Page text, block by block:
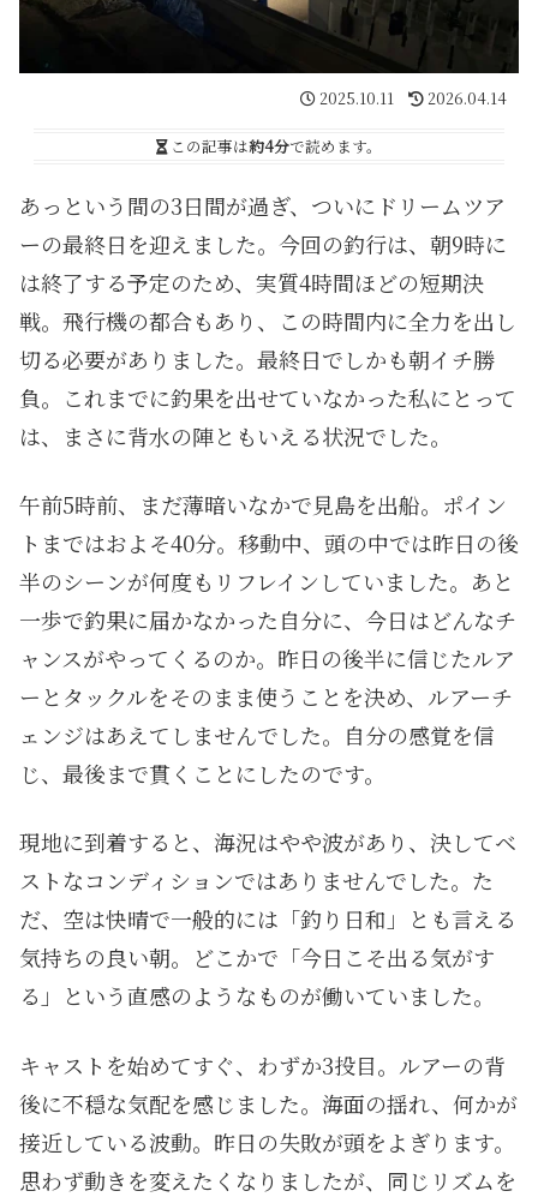
2025.10.11 2026.04.14
この記事は約4分で読めます。
あっという間の3日間が過ぎ、ついにドリームツア
ーの最終日を迎えました。今回の釣行は、朝9時に
は終了する予定のため、実質4時間ほどの短期決
戦。飛行機の都合もあり、この時間内に全力を出し
切る必要がありました。最終日でしかも朝イチ勝
負。これまでに釣果を出せていなかった私にとって
は、まさに背水の陣ともいえる状況でした。
午前5時前、まだ薄暗いなかで見島を出船。ポイン
トまではおよそ40分。移動中、頭の中では昨日の後
半のシーンが何度もリフレインしていました。あと
一歩で釣果に届かなかった自分に、今日はどんなチ
ャンスがやってくるのか。昨日の後半に信じたルア
ーとタックルをそのまま使うことを決め、ルアーチ
ェンジはあえてしませんでした。自分の感覚を信
じ、最後まで貫くことにしたのです。
現地に到着すると、海況はやや波があり、決してベ
ストなコンディションではありませんでした。た
だ、空は快晴で一般的には「釣り日和」とも言える
気持ちの良い朝。どこかで「今日こそ出る気がす
る」という直感のようなものが働いていました。
キャストを始めてすぐ、わずか3投目。ルアーの背
後に不穏な気配を感じました。海面の揺れ、何かが
接近している波動。昨日の失敗が頭をよぎります。
思わず動きを変えたくなりましたが、同じリズムを